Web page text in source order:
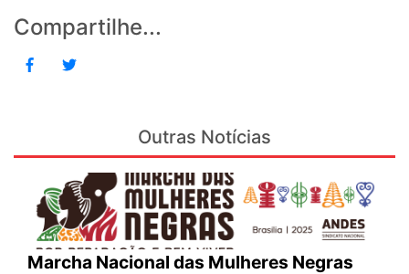
Compartilhe...
Outras Notícias
Marcha Nacional das Mulheres Negras